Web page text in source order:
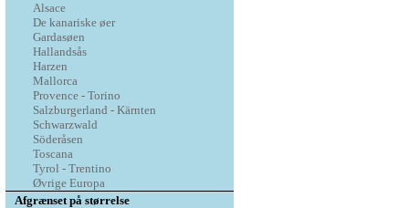
Alsace
De kanariske øer
Gardasøen
Hallandsås
Harzen
Mallorca
Provence - Torino
Salzburgerland - Kärnten
Schwarzwald
Söderåsen
Toscana
Tyrol - Trentino
Øvrige Europa
Afgrænset på størrelse